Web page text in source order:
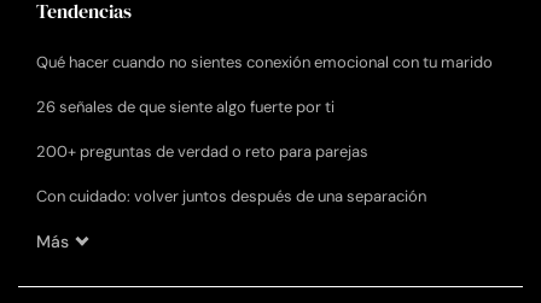
Tendencias
Qué hacer cuando no sientes conexión emocional con tu marido
26 señales de que siente algo fuerte por ti
200+ preguntas de verdad o reto para parejas
Con cuidado: volver juntos después de una separación
Más